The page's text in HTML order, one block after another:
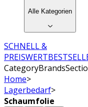
Alle Kategorien
SCHNELL &
PREISWERT
Home>
Lagerbedarf>
Schaumfolie